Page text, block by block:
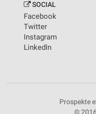
SOCIAL
Facebook
Twitter
Instagram
LinkedIn
Prospekte
©